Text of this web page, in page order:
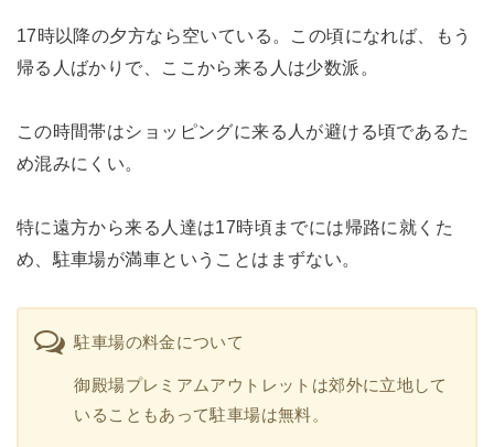
17時以降の夕方なら空いている。この頃になれば、もう
帰る人ばかりで、ここから来る人は少数派。
この時間帯はショッピングに来る人が避ける頃であるた
め混みにくい。
特に遠方から来る人達は17時頃までには帰路に就くた
め、駐車場が満車ということはまずない。
駐車場の料金について
御殿場プレミアムアウトレットは郊外に立地して
いることもあって駐車場は無料。